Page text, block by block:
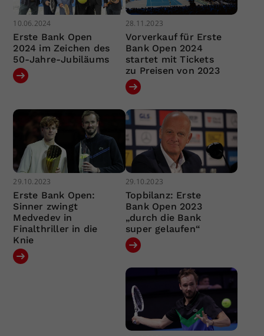
10.06.2024
Erste Bank Open
2024 im Zeichen des
50-Jahre-Jubiläums
28.11.2023
Vorverkauf für Erste
Bank Open 2024
startet mit Tickets
zu Preisen von 2023
29.10.2023
Erste Bank Open:
Sinner zwingt
Medvedev in
Finalthriller in die
Knie
29.10.2023
Topbilanz: Erste
Bank Open 2023
„durch die Bank
super gelaufen“